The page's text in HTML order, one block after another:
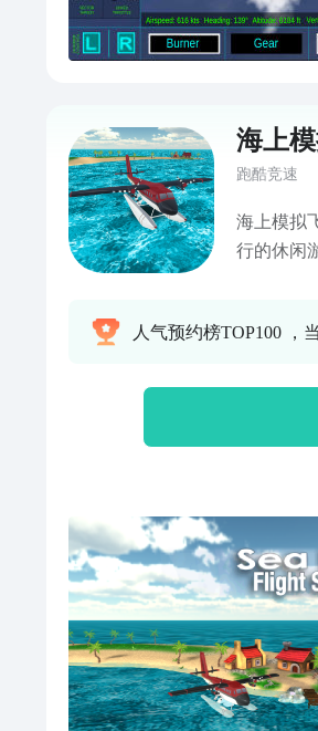
海上
跑酷竞速
海上模拟
行的休闲
升起飞都
人气预约榜TOP100 ，